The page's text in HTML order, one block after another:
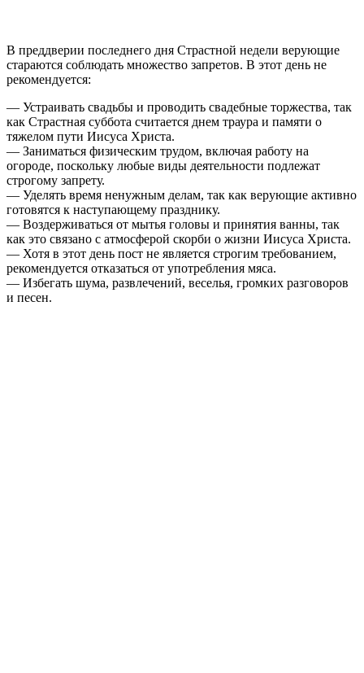
В преддверии последнего дня Страстной недели верующие
стараются соблюдать множество запретов. В этот день не
рекомендуется:
— Устраивать свадьбы и проводить свадебные торжества, так
как Страстная суббота считается днем траура и памяти о
тяжелом пути Иисуса Христа.
— Заниматься физическим трудом, включая работу на
огороде, поскольку любые виды деятельности подлежат
строгому запрету.
— Уделять время ненужным делам, так как верующие активно
готовятся к наступающему празднику.
— Воздерживаться от мытья головы и принятия ванны, так
как это связано с атмосферой скорби о жизни Иисуса Христа.
— Хотя в этот день пост не является строгим требованием,
рекомендуется отказаться от употребления мяса.
— Избегать шума, развлечений, веселья, громких разговоров
и песен.